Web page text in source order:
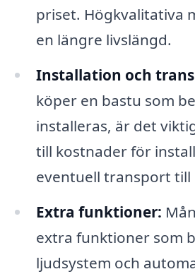
priset. Högkvalitativa
en längre livslängd.
Installation och
köper en bastu som
installeras, är det
till kostnader för
eventuell transport till
Extra funktioner:
extra funktioner som
ljudsystem och